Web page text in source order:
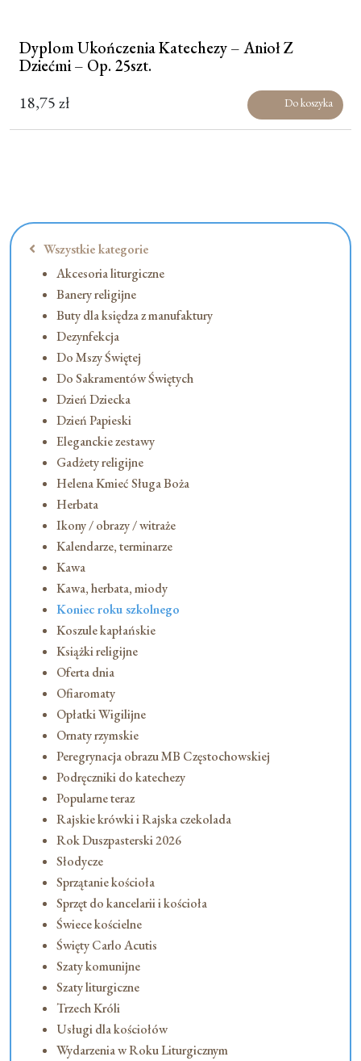
Wszystkie kategorie
Akcesoria liturgiczne
Banery religijne
Buty dla księdza z manufaktury
Dezynfekcja
Do Mszy Świętej
Do Sakramentów Świętych
Dzień Dziecka
Dzień Papieski
Eleganckie zestawy
Gadżety religijne
Helena Kmieć Sługa Boża
Herbata
Ikony / obrazy / witraże
Kalendarze, terminarze
Kawa
Kawa, herbata, miody
Koniec roku szkolnego
Koszule kapłańskie
Książki religijne
Oferta dnia
Ofiaromaty
Opłatki Wigilijne
Ornaty rzymskie
Peregrynacja obrazu MB Częstochowskiej
Podręczniki do katechezy
Popularne teraz
Rajskie krówki i Rajska czekolada
Rok Duszpasterski 2026
Słodycze
Sprzątanie kościoła
Sprzęt do kancelarii i kościoła
Świece kościelne
Święty Carlo Acutis
Szaty komunijne
Szaty liturgiczne
Trzech Króli
Usługi dla kościołów
Wydarzenia w Roku Liturgicznym
Dyplom Ukończenia Katechezy – Anioł Z
Dziećmi – Op. 25szt.
18,75zł Do koszyka